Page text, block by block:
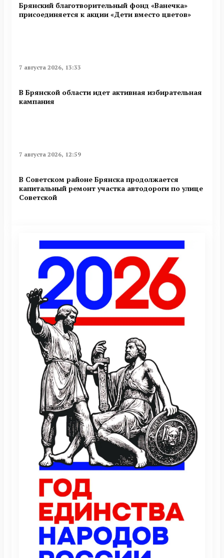
Брянский благотворительный фонд «Ванечка»
присоединяется к акции «Дети вместо цветов»
7 августа 2026, 13:33
В Брянской области идет активная избирательная
кампания
7 августа 2026, 12:59
В Советском районе Брянска продолжается
капитальный ремонт участка автодороги по улице
Советской